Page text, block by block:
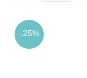
-25%